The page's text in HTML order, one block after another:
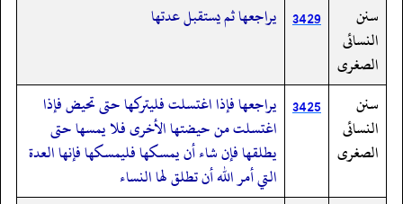
سنن
النسائى
الصغرى
3429 يراجعها ثم يستقبل عدتها
سنن
النسائى
الصغرى
3425 يراجعها فإذا اغتسلت فليتركها حتى تحيض فإذا
اغتسلت من حيضتها الأخرى فلا يمسها حتى
يطلقها فإن شاء أن يمسكها فليمسكها فإنها العدة
التي أمر الله أن تطلق لها النساء